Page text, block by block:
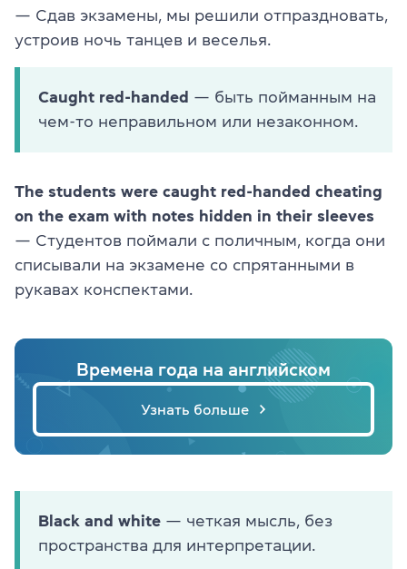
— Сдав экзамены, мы решили отпраздновать,
устроив ночь танцев и веселья.
Caught red-handed — быть пойманным на
чем-то неправильном или незаконном.
The students were caught red-handed cheating
on the exam with notes hidden in their sleeves
— Студентов поймали с поличным, когда они
списывали на экзамене со спрятанными в
рукавах конспектами.
Времена года на английском
Узнать больше
Black and white — четкая мысль, без
пространства для интерпретации.